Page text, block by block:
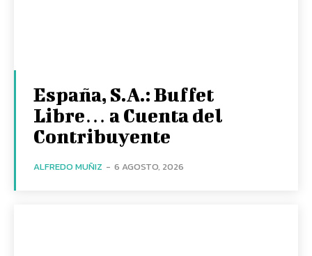
España, S.A.: Buffet
Libre… a Cuenta del
Contribuyente
ALFREDO MUÑIZ - 6 AGOSTO, 2026